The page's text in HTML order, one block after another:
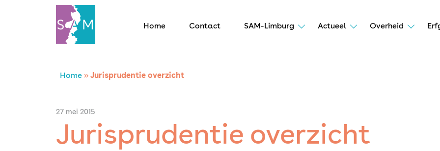
Home Contact SAM-Limburg Actueel Overheid
Home
Contact
SAM Limburg
Home » Jurisprudentie overzicht
27 mei 2015
Jurisprudentie overzicht